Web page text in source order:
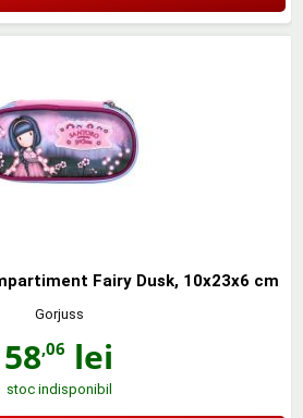
Fairy Dusk, 10x23x6 cm
Gorjuss
58,06 lei
stoc indisponibil